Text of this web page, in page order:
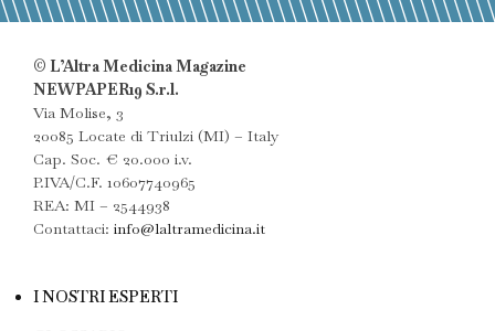
© L’Altra Medicina Magazine
NEWPAPER19 S.r.l.
Via Molise, 3
20085 Locate di Triulzi (MI) – Italy
Cap. Soc. € 20.000 i.v.
P.IVA/C.F. 10607740965
REA: MI – 2544938
Contattaci: info@laltramedicina.it
I NOSTRI ESPERTI